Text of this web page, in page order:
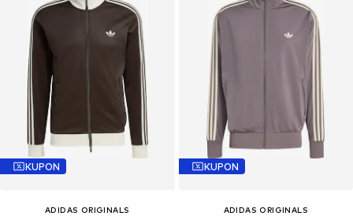
KUPON
ADIDAS ORIGINALS
KUPON
ADIDAS ORIGINALS